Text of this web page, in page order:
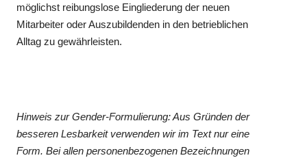
möglichst reibungslose Eingliederung der neuen
Mitarbeiter oder Auszubildenden in den betrieblichen
Alltag zu gewährleisten.
Hinweis zur Gender-Formulierung: Aus Gründen der
besseren Lesbarkeit verwenden wir im Text nur eine
Form. Bei allen personenbezogenen Bezeichnungen